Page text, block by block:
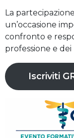
La
un’occasione
confronto e
professione e dei
Iscriviti